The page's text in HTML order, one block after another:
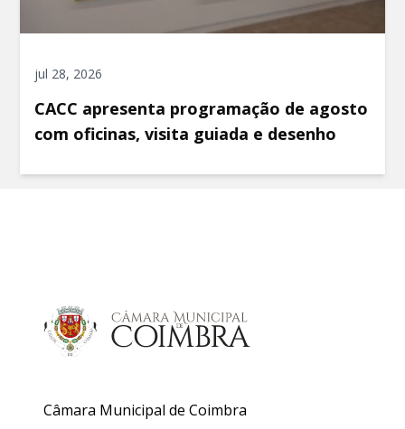
jul 28, 2026
CACC apresenta programação de agosto
com oficinas, visita guiada e desenho
Câmara Municipal de Coimbra